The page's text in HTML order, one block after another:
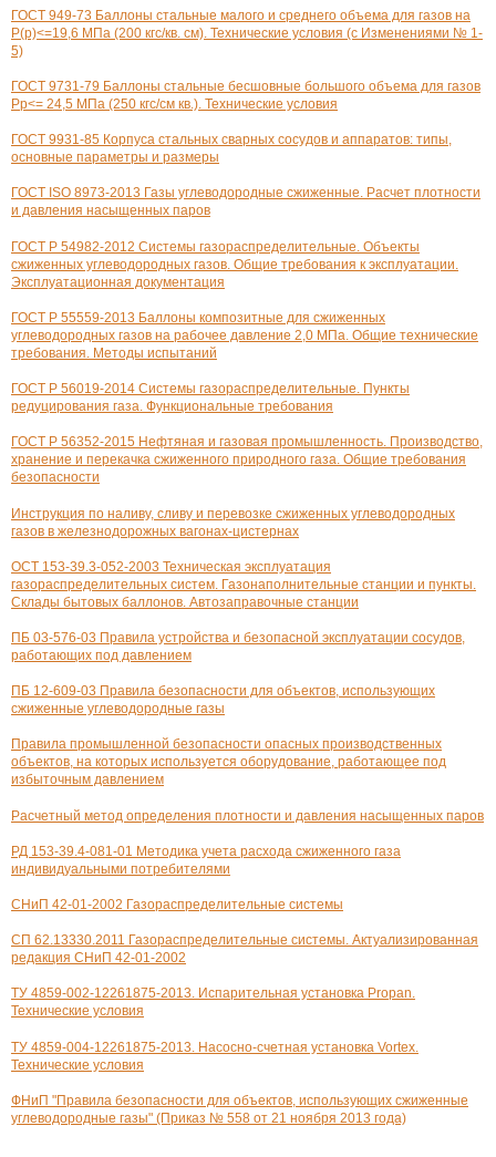
ГОСТ 949-73 Баллоны стальные малого и среднего объема для газов на
Р(р)<=19,6 МПа (200 кгс/кв. см). Технические условия (с Изменениями № 1-
5)
ГОСТ 9731-79 Баллоны стальные бесшовные большого объема для газов
Рр<= 24,5 МПа (250 кгс/см кв.). Технические условия
ГОСТ 9931-85 Корпуса стальных сварных сосудов и аппаратов: типы,
основные параметры и размеры
ГОСТ ISO 8973-2013 Газы углеводородные сжиженные. Расчет плотности
и давления насыщенных паров
ГОСТ Р 54982-2012 Системы газораспределительные. Объекты
сжиженных углеводородных газов. Общие требования к эксплуатации.
Эксплуатационная документация
ГОСТ Р 55559-2013 Баллоны композитные для сжиженных
углеводородных газов на рабочее давление 2,0 МПа. Общие технические
требования. Методы испытаний
ГОСТ Р 56019-2014 Системы газораспределительные. Пункты
редуцирования газа. Функциональные требования
ГОСТ Р 56352-2015 Нефтяная и газовая промышленность. Производство,
хранение и перекачка сжиженного природного газа. Общие требования
безопасности
Инструкция по наливу, сливу и перевозке сжиженных углеводородных
газов в железнодорожных вагонах-цистернах
ОСТ 153-39.3-052-2003 Техническая эксплуатация
газораспределительных систем. Газонаполнительные станции и пункты.
Склады бытовых баллонов. Автозаправочные станции
ПБ 03-576-03 Правила устройства и безопасной эксплуатации сосудов,
работающих под давлением
ПБ 12-609-03 Правила безопасности для объектов, использующих
сжиженные углеводородные газы
Правила промышленной безопасности опасных производственных
объектов, на которых используется оборудование, работающее под
избыточным давлением
Расчетный метод определения плотности и давления насыщенных паров
РД 153-39.4-081-01 Методика учета расхода сжиженного газа
индивидуальными потребителями
СНиП 42-01-2002 Газораспределительные системы
СП 62.13330.2011 Газораспределительные системы. Актуализированная
редакция СНиП 42-01-2002
ТУ 4859-002-12261875-2013. Испарительная установка Propan.
Технические условия
ТУ 4859-004-12261875-2013. Насосно-счетная установка Vortex.
Технические условия
ФНиП "Правила безопасности для объектов, использующих сжиженные
углеводородные газы" (Приказ № 558 от 21 ноября 2013 года)